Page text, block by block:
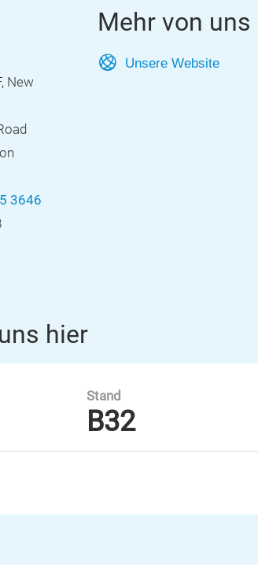
New
3646
Mehr von uns
Unsere Website
hier
Stand
B32